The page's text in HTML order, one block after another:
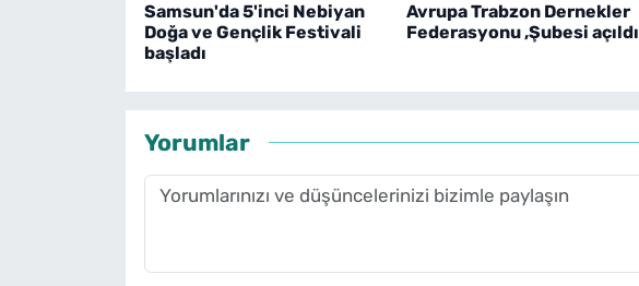
Samsun'da 5'inci Nebiyan
Doğa ve Gençlik Festivali
başladı
Avrupa Trabzon Dernekler
Federasyonu ,Şubesi açıldı
Yorumlar